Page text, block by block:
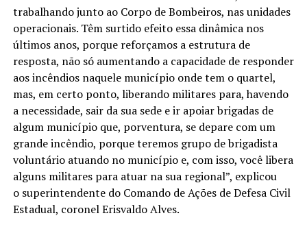
trabalhando junto ao Corpo de Bombeiros, nas unidades
operacionais. Têm surtido efeito essa dinâmica nos
últimos anos, porque reforçamos a estrutura de
resposta, não só aumentando a capacidade de responder
aos incêndios naquele município onde tem o quartel,
mas, em certo ponto, liberando militares para, havendo
a necessidade, sair da sua sede e ir apoiar brigadas de
algum município que, porventura, se depare com um
grande incêndio, porque teremos grupo de brigadista
voluntário atuando no município e, com isso, você libera
alguns militares para atuar na sua regional”, explicou
o superintendente do Comando de Ações de Defesa Civil
Estadual, coronel Erisvaldo Alves.